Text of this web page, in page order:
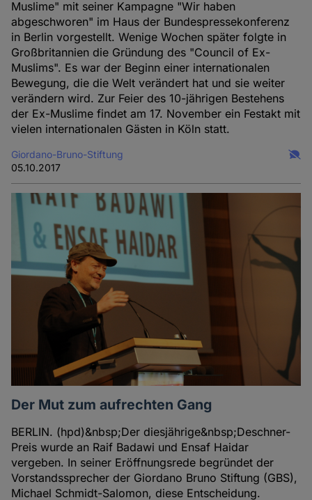
Muslime" mit seiner Kampagne "Wir haben
abgeschworen" im Haus der Bundespressekonferenz
in Berlin vorgestellt. Wenige Wochen später folgte in
Großbritannien die Gründung des "Council of Ex-
Muslims". Es war der Beginn einer internationalen
Bewegung, die die Welt verändert hat und sie weiter
verändern wird. Zur Feier des 10-jährigen Bestehens
der Ex-Muslime findet am 17. November ein Festakt mit
vielen internationalen Gästen in Köln statt.
Giordano-Bruno-Stiftung
05.10.2017
Der Mut zum aufrechten Gang
BERLIN. (hpd)&nbsp;Der diesjährige&nbsp;Deschner-
Preis wurde an Raif Badawi und Ensaf Haidar
vergeben. In seiner Eröffnungsrede begründet der
Vorstandssprecher der Giordano Bruno Stiftung (GBS),
Michael Schmidt-Salomon, diese Entscheidung.